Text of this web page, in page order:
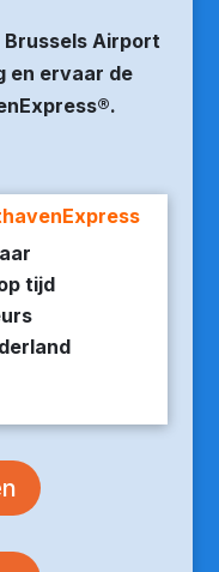
Airport
en ervaar de
tijd